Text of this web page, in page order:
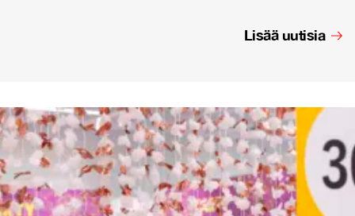
Lisää uutisia